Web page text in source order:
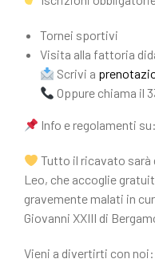
Tornei sportivi
Visita alla fattoria
Scrivi a
Oppure chiama il
Info e regolamenti
Tutto il ricavato sarà
Leo, che accoglie
gravemente malati in
Giovanni XXIII di
Vieni a divertirti con